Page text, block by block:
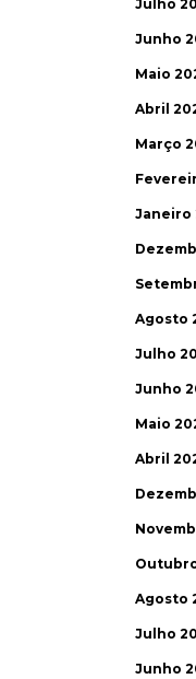
Julho
Junho
Maio
Abril
Março
Janeiro
Agosto
Julho
Junho
Maio
Abril
Agosto
Julho
Junho